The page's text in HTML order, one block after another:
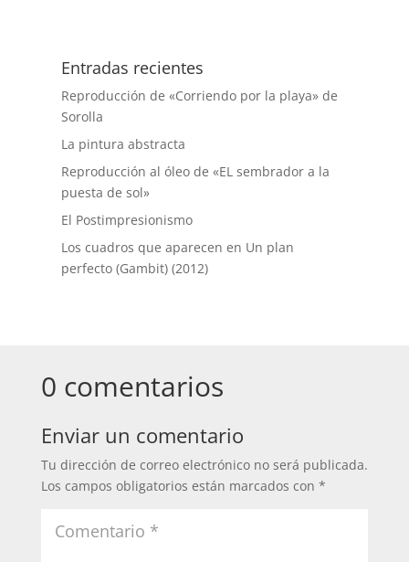
Entradas recientes
Reproducción de «Corriendo por la playa» de
Sorolla
La pintura abstracta
Reproducción al óleo de «EL sembrador a la
puesta de sol»
El Postimpresionismo
Los cuadros que aparecen en Un plan
perfecto (Gambit) (2012)
0 comentarios
Enviar un comentario
Tu dirección de correo electrónico no será publicada.
Los campos obligatorios están marcados con *